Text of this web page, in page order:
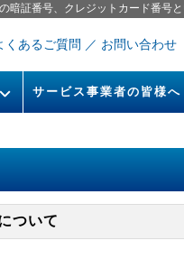
証番号、クレジットカード番号
くあるご質問 ／ お問い合わせ
サービス事業者の皆様へ
ついて